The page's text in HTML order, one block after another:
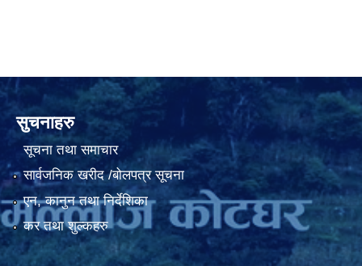
नियमित खाेप केन्द्र विवरण
सुचनाहरु
सूचना तथा समाचार
सार्वजनिक खरीद /बोलपत्र सूचना
एन, कानुन तथा निर्देशिका
कर तथा शुल्कहरु